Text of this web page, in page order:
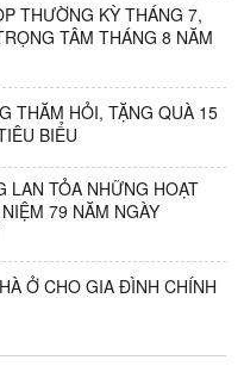
THƯỜNG KỲ THÁNG 7,
TÂM THÁNG 8 NĂM
THĂM HỎI, TẶNG QUÀ 15
BIỂU
LAN TỎA NHỮNG HOẠT
Ở CHO GIA ĐÌNH CHÍNH